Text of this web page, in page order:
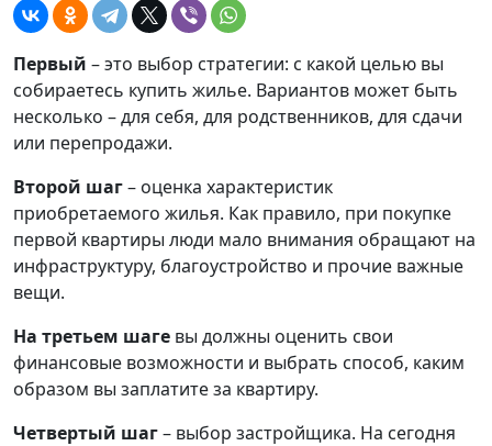
Первый – это выбор стратегии: с какой целью вы
собираетесь купить жилье. Вариантов может быть
несколько – для себя, для родственников, для сдачи
или перепродажи.
Второй шаг– оценка характеристик
приобретаемого жилья. Как правило, при покупке
первой квартиры люди мало внимания обращают на
инфраструктуру, благоустройство и прочие важные
вещи.
На третьем шаге вы должны оценить свои
финансовые возможности и выбрать способ, каким
образом вы заплатите за квартиру.
Четвертый шаг– выбор застройщика. На сегодня